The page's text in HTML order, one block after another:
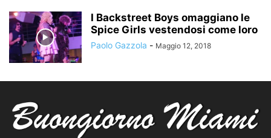
I Backstreet Boys omaggiano le
Spice Girls vestendosi come loro
Paolo Gazzola - Maggio 12, 2018